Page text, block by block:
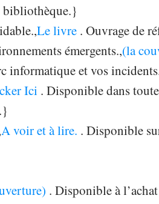
bibliothèque.}
Le livre . Ouvrage de
émergents.,(la
informatique et vos
Ici . Disponible dans
A voir et à lire. . Disponible
. Disponible à